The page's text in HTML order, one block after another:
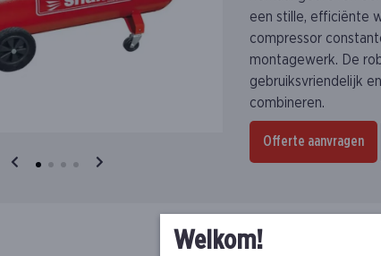
een stille, efficiënte
compressor
montagewerk. De
gebruiksvriendelijk
combineren.
Offerte aanvragen
Welkom!